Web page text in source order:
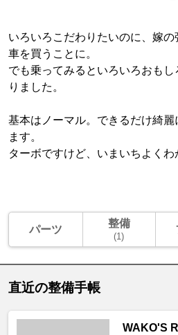
いろいろこだわりたいのに、嫁
車を買うことに。
でも乗ってみるといろいろおも
りました。
基本はノーマル。できるだけ綺
ます。
ターボですけど、いまいちよくわ
パーツ 整備
(1)
直近の整備手帳
WAKO'S